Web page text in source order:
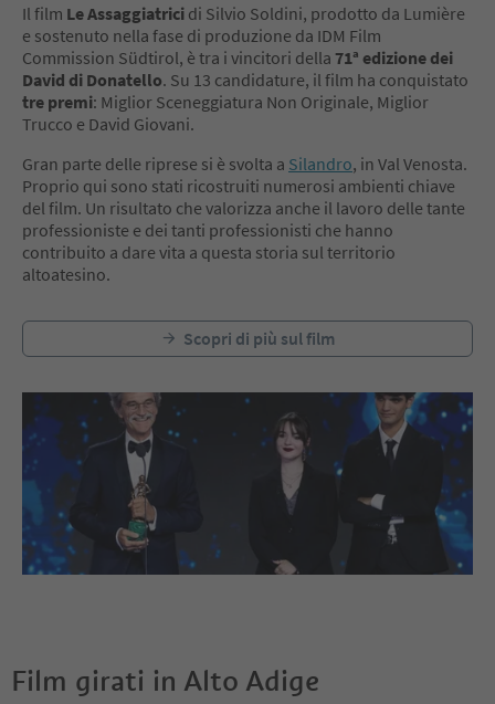
Il film Le Assaggiatrici di Silvio Soldini, prodotto da Lumière
e sostenuto nella fase di produzione da IDM Film
Commission Südtirol, è tra i vincitori della 71ª edizione dei
David di Donatello. Su 13 candidature, il film ha conquistato
tre premi: Miglior Sceneggiatura Non Originale, Miglior
Trucco e David Giovani.
Gran parte delle riprese si è svolta a Silandro, in Val Venosta.
Proprio qui sono stati ricostruiti numerosi ambienti chiave
del film. Un risultato che valorizza anche il lavoro delle tante
professioniste e dei tanti professionisti che hanno
contribuito a dare vita a questa storia sul territorio
altoatesino.
Scopri di più sul film
Film girati in Alto Adige